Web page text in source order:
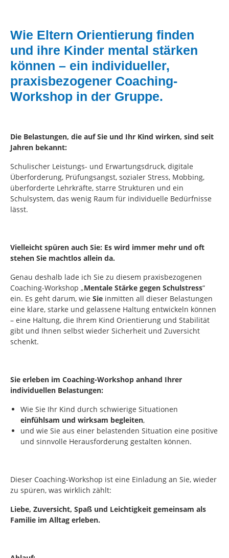
Wie Eltern Orientierung finden
und ihre Kinder mental stärken
können – ein individueller,
praxisbezogener Coaching-
Workshop in der Gruppe.
Die Belastungen, die auf Sie und Ihr Kind wirken, sind seit
Jahren bekannt:
Schulischer Leistungs- und Erwartungsdruck, digitale
Überforderung, Prüfungsangst, sozialer Stress, Mobbing,
überforderte Lehrkräfte, starre Strukturen und ein
Schulsystem, das wenig Raum für individuelle Bedürfnisse
lässt.
Vielleicht spüren auch Sie: Es wird immer mehr und oft
stehen Sie machtlos allein da.
Genau deshalb lade ich Sie zu diesem praxisbezogenen
Coaching-Workshop „Mentale Stärke gegen Schulstress“
ein. Es geht darum, wie Sie inmitten all dieser Belastungen
eine klare, starke und gelassene Haltung entwickeln können
– eine Haltung, die Ihrem Kind Orientierung und Stabilität
gibt und Ihnen selbst wieder Sicherheit und Zuversicht
schenkt.
Sie erleben im Coaching-Workshop anhand Ihrer
individuellen Belastungen:
Wie Sie Ihr Kind durch schwierige Situationen
einfühlsam und wirksam begleiten,
und wie Sie aus einer belastenden Situation eine positive
und sinnvolle Herausforderung gestalten können.
Dieser Coaching-Workshop ist eine Einladung an Sie, wieder
zu spüren, was wirklich zählt:
Liebe, Zuversicht, Spaß und Leichtigkeit gemeinsam als
Familie im Alltag erleben.